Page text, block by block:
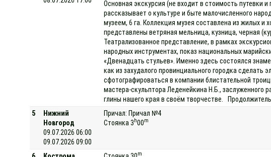
Основная экскурсия (не входит в стоимость путевки
рассказывает о культуре и быте малочисленного
музеем, 6 га. Коллекция музея составлена из жилых и
представлены ветряная мельница, кузница, черная
Театрализованное представление, в рамках
народных инструментах, показ национальных
«Двенадцать стульев». Именно здесь состоялся
как из захудалого провинциального городка
сфотографироваться в компании блистательной
мастера-скульптора Леденейкина Н.Б., заслуженного
глины нашего края в своём творчестве.
5
Нижний
Новгород
09.07.2026 06:00
09.07.2026 09:00
Причал: Причал №4
Стоянка 3 h00m
m